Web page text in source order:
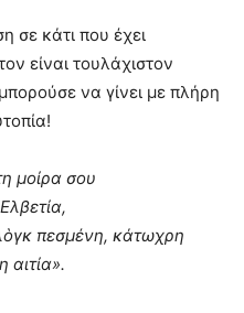
σε κάτι που έχει
είναι τουλάχιστον
να γίνει με πλήρη
μοίρα σου
πεσμένη, κάτωχρη
αιτία».